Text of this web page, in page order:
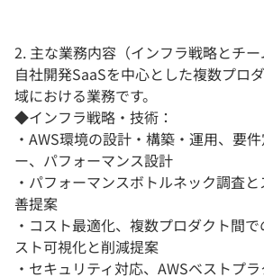
2. 主な業務内容（インフラ戦略とチー
自社開発SaaSを中心とした複数プロ
域における業務です。
◆インフラ戦略・技術：
・AWS環境の設計・構築・運用、要
ー、パフォーマンス設計
・パフォーマンスボトルネック調査
善提案
・コスト最適化、複数プロダクト間
スト可視化と削減提案
・セキュリティ対応、AWSベストプ